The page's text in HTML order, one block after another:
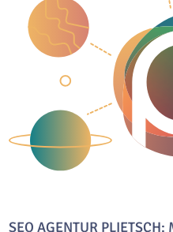
SEO AGENTUR PLIETSCH: